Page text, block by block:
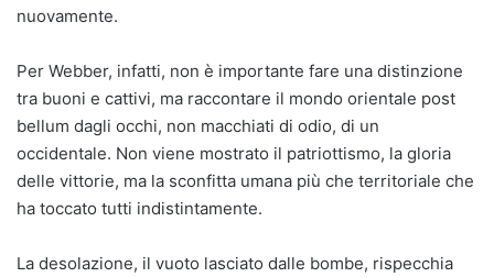
nuovamente.
Per Webber, infatti, non è importante fare una distinzione
tra buoni e cattivi, ma raccontare il mondo orientale post
bellum dagli occhi, non macchiati di odio, di un
occidentale. Non viene mostrato il patriottismo, la gloria
delle vittorie, ma la sconfitta umana più che territoriale che
ha toccato tutti indistintamente.
La desolazione, il vuoto lasciato dalle bombe, rispecchia